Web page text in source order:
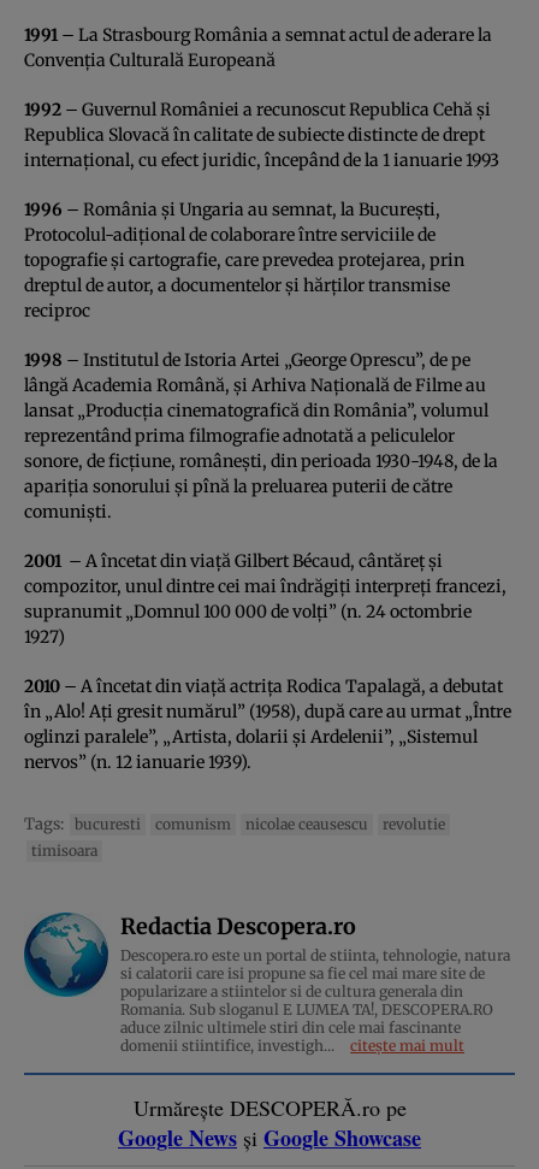
1991 – La Strasbourg România a semnat actul de aderare la
Convenţia Culturală Europeană
1992 – Guvernul României a recunoscut Republica Cehă şi
Republica Slovacă în calitate de subiecte distincte de drept
internaţional, cu efect juridic, începând de la 1 ianuarie 1993
1996 – România şi Ungaria au semnat, la Bucureşti,
Protocolul-adiţional de colaborare între serviciile de
topografie şi cartografie, care prevedea protejarea, prin
dreptul de autor, a documentelor şi hărţilor transmise
reciproc
1998 – Institutul de Istoria Artei „George Oprescu”, de pe
lângă Academia Română, şi Arhiva Naţională de Filme au
lansat „Producţia cinematografică din România”, volumul
reprezentând prima filmografie adnotată a peliculelor
sonore, de ficţiune, româneşti, din perioada 1930-1948, de la
apariţia sonorului şi pînă la preluarea puterii de către
comunişti.
2001 – A încetat din viaţă Gilbert Bécaud, cântăreţ şi
compozitor, unul dintre cei mai îndrăgiţi interpreţi francezi,
supranumit „Domnul 100 000 de volţi” (n. 24 octombrie
1927)
2010 – A încetat din viaţă actriţa Rodica Tapalagă, a debutat
în „Alo! Aţi gresit numărul” (1958), după care au urmat „Între
oglinzi paralele”, „Artista, dolarii şi Ardelenii”, „Sistemul
nervos” (n. 12 ianuarie 1939).
Tags: bucuresti comunism nicolae ceausescu
revolutie
timisoara
Redactia Descopera.ro
Descopera.ro este un portal de stiinta, tehnologie, natura
si calatorii care isi propune sa fie cel mai mare site de
popularizare a stiintelor si de cultura generala din
Romania. Sub sloganul E LUMEA TA!, DESCOPERA.RO
aduce zilnic ultimele stiri din cele mai fascinante
domenii stiintifice, investigh...
citește mai mult
Urmărește DESCOPERĂ.ro pe
Google News și Google Showcase